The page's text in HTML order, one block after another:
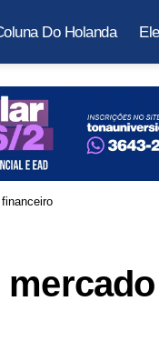
Do Holanda